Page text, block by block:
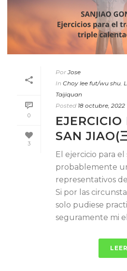
0
3
Por Jose
In Choy lee fut/wu shu
Taijiquan
Posted 18 octubre, 2022
SAN JIAO(
El ejercicio para el
probablemente
representativos
Si por las
solo pudiese
seguramente mi